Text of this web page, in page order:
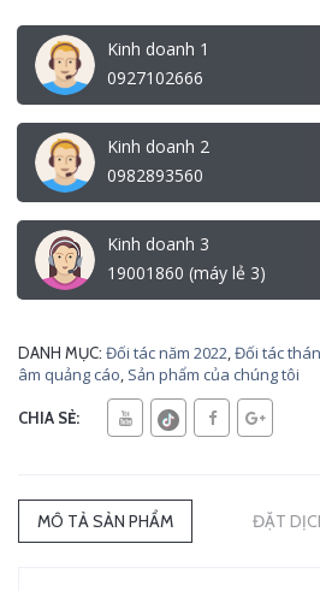
Kinh doanh 1
0927102666
Kinh doanh 2
0982893560
Kinh doanh 3
19001860 (máy lẻ 3)
DANH MỤC: Đối tác năm 2022,Đối tác
âm quảng cáo, Sản phẩm của chúng tôi
CHIA SẺ:
MÔ TẢ SẢN PHẨM ĐẶT